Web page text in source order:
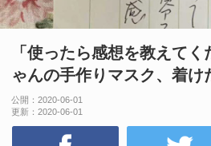
「使ったら感想を教えて
ゃんの手作りマスク、着け
公開： 2020-06-01
更新： 2020-06-01